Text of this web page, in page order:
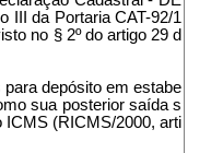
III da Portaria CAT-92/1
no § 2º do artigo 29 d
para depósito em estabe
sua posterior saída s
ICMS (RICMS/2000, arti